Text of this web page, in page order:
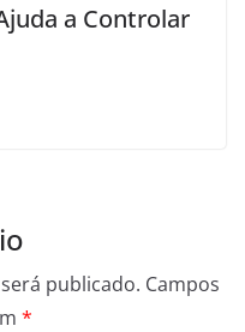
a Controlar
publicado. Campos
*